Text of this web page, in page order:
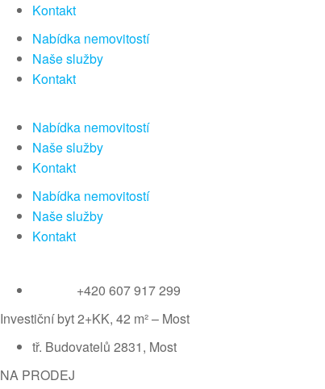
Kontakt
Nabídka nemovitostí
Naše služby
Kontakt
Nabídka nemovitostí
Naše služby
Kontakt
Nabídka nemovitostí
Naše služby
Kontakt
+420 607 917 299
Investiční byt 2+KK, 42 m² – Most
tř. Budovatelů 2831, Most
NA PRODEJ